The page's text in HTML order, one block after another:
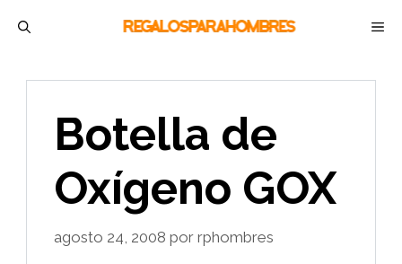
Botella de
Oxígeno GOX
agosto 24, 2008 por rphombres